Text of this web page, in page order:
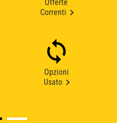
Offerte
Correnti
Opzioni
Usato